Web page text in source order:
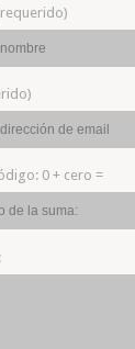
0 + cero =